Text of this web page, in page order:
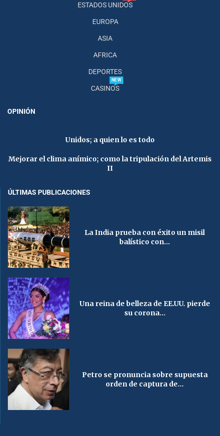
ESTADOS UNIDOS
EUROPA
ASIA
AFRICA
DEPORTES
CASINOS
NEW
OPINIÓN
Unidos; a quien lo es todo
Mejorar el clima anímico; como la tripulación del Artemis
II
ÚLTIMAS PUBLICACIONES
La India prueba con éxito un misil
balístico con...
Una reina de belleza de EE.UU. pierde
su corona...
Petro se pronuncia sobre supuesta
orden de captura de...